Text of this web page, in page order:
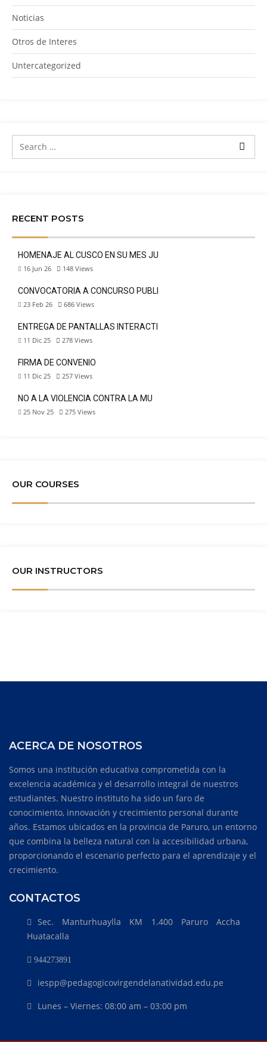
Noticias
Otros de Interes
Untercategorized
RECENT POSTS
HOMENAJE AL CUSCO EN SU MES JU
16 Jun 26 148 Views
CONVOCATORIA A CONCURSO PÚBLI
23 Feb 26 686 Views
ENTREGA DE PANTALLAS INTERACTI
11 Dic 25 278 Views
FIRMA DE CONVENIO
11 Dic 25 257 Views
NO A LA VIOLENCIA CONTRA LA MU
25 Nov 25 275 Views
OUR COURSES
OUR INSTRUCTORS
ACERCA DE NOSOTROS
Somos una institución educativa comprometida con la
excelencia académica y el desarrollo integral de nuestros
estudiantes. Nuestro instituto ha sido un faro de
conocimiento, innovación y crecimiento personal durante
años. Estamos ubicados en la provincia de Paruro, un entorno
que combina la belleza natural con la accesibilidad urbana,
proporcionando el escenario perfecto para el aprendizaje y el
crecimiento.
CONTACTOS
Sec. Manturhuaylla KM 1.400 Paruro Accha
Huatacalla
944273891
iespp@pedagogicovirgendelanatividad.edu.pe
Lunes – Viernes: 08:00 am – 03:00 pm